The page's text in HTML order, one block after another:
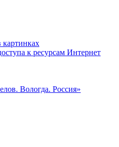
картинках
к ресурсам Интернет
Вологда. Россия»